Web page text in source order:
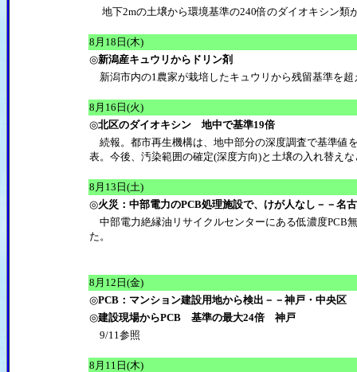
地下2mの土壌から環境基準の240倍のダイオキシン類
8月18日(木)
◎新潟産キュウリからドリン剤
新潟市内の1農家が栽培したキュウリから残留基準を
8月16日(火)
◎北区のダイオキシン 地中で基準19倍
続報。都市再生機構は、地中部分の深度調査で基準値
表。今後、汚染範囲の確定(深度方向)と土壌の入れ替え
8月13日(土)
◎火災：中部電力のPCB処理施設で、けが人なし－－名
中部電力絶縁油リサイクルセンターにある低濃度PCB
た。
8月12日(金)
◎PCB：マンション建設用地から検出－－神戸・中央区
◎建設現場からPCB 基準の最大24倍 神戸
9/11参照
8月11日(木)